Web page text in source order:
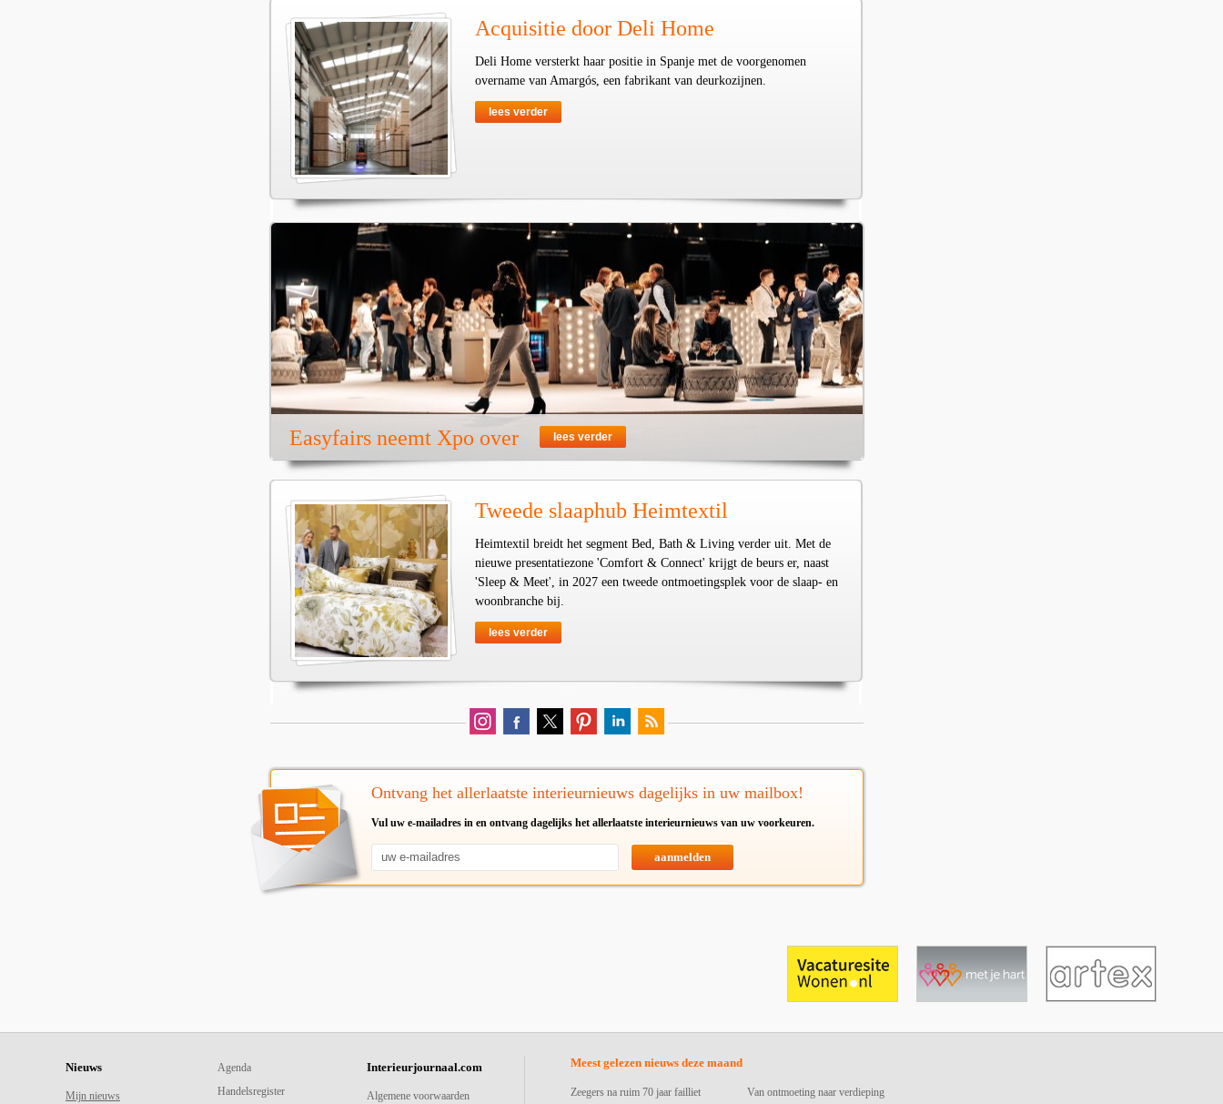
Acquisitie door Deli Home
Deli Home versterkt haar positie in Spanje met de voorgenomen
overname van Amargós, een fabrikant van deurkozijnen.
lees verder
Easyfairs neemt Xpo over lees verder
Tweede slaaphub Heimtextil
Heimtextil breidt het segment Bed, Bath & Living verder uit. Met de
nieuwe presentatiezone 'Comfort & Connect' krijgt de beurs er, naast
'Sleep & Meet', in 2027 een tweede ontmoetingsplek voor de slaap- en
woonbranche bij.
lees verder
Ontvang het allerlaatste interieurnieuws dagelijks in uw mailbox!
Vul uw e-mailadres in en ontvang dagelijks het allerlaatste interieurnieuws van uw voorkeuren.
aanmelden
Nieuws
Mijn nieuws
Agenda
Handelsregister
Interieurjournaal.com
Algemene voorwaarden
Meest gelezen nieuws deze maand
Zeegers na ruim 70 jaar failliet Van ontmoeting naar verdieping